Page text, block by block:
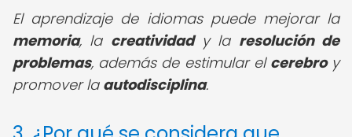
El aprendizaje de idiomas puede mejorar la
memoria, la creatividady la resolución de
problemas, además de estimular el cerebroy
promover la autodisciplina.